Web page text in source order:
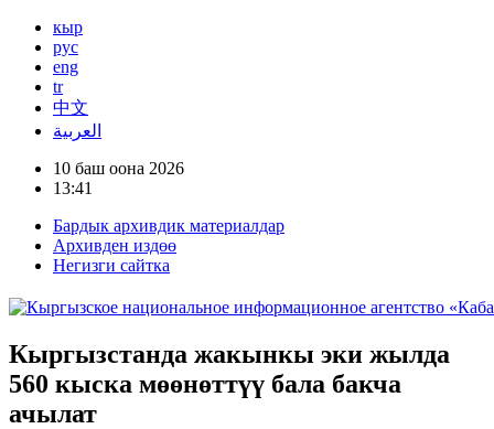
кыр
рус
eng
tr
中文
العربية
10 баш оона 2026
13:41
Бардык архивдик материалдар
Архивден издөө
Негизги сайтка
Кыргызстанда жакынкы эки жылда
560 кыска мөөнөттүү бала бакча
ачылат